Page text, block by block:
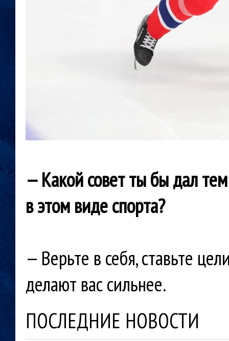
— Какой совет ты бы дал
вэтом виде спорта?
— Верьте в себя, ставьте
делают вас сильнее.
ПОСЛЕДНИЕ НОВОСТИ